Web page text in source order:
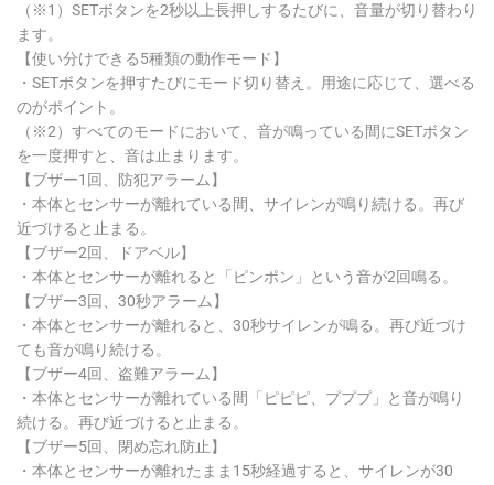
（※1）SETボタンを2秒以上長押しするたびに、音量が切り替わり
ます。
【使い分けできる5種類の動作モード】
・SETボタンを押すたびにモード切り替え。用途に応じて、選べる
のがポイント。
（※2）すべてのモードにおいて、音が鳴っている間にSETボタン
を一度押すと、音は止まります。
【ブザー1回、防犯アラーム】
・本体とセンサーが離れている間、サイレンが鳴り続ける。再び
近づけると止まる。
【ブザー2回、ドアベル】
・本体とセンサーが離れると「ピンポン」という音が2回鳴る。
【ブザー3回、30秒アラーム】
・本体とセンサーが離れると、30秒サイレンが鳴る。再び近づけ
ても音が鳴り続ける。
【ブザー4回、盗難アラーム】
・本体とセンサーが離れている間「ピピピ、プププ」と音が鳴り
続ける。再び近づけると止まる。
【ブザー5回、閉め忘れ防止】
・本体とセンサーが離れたまま15秒経過すると、サイレンが30